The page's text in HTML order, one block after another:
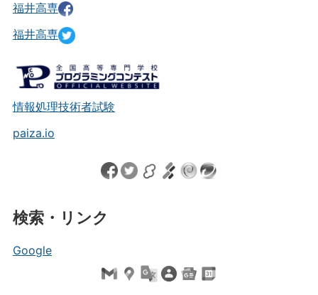
福井高専
福井高専
情報処理技術者試験
paiza.io
検索・リンク
Google